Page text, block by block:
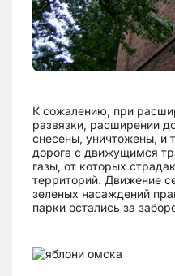
К сожалению, при
развязки, расширении
снесены, уничтожены, и
дорога с движущимся
газы, от которых
территорий. Движение
зеленых насаждений
парки остались за